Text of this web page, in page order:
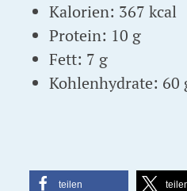
Kalorien: 367 kcal
Protein: 10 g
Fett: 7 g
Kohlenhydrate: 60
teilen